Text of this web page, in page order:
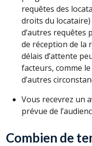
requêtes des
droits du locataire)
d’autres requêtes
de réception de la
délais d’attente
facteurs, comme
d’autres
Vous recevrez un
prévue de
Combien de